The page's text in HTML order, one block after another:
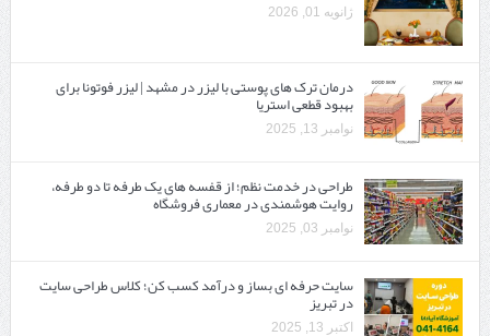
ژانویه 01, 2026
درمان ترک های پوستی با لیزر در مشهد | لیزر فوتونا برای
بهبود قطعی استریا
نوامبر 13, 2025
طراحی در خدمت نظم؛ از قفسه ‌های یک‌ طرفه تا دو طرفه،
روایت هوشمندی در معماری فروشگاه
نوامبر 03, 2025
سایت حرفه ‌ای بساز و درآمد کسب کن؛ کلاس طراحی سایت
در تبریز
اکتبر 13, 2025